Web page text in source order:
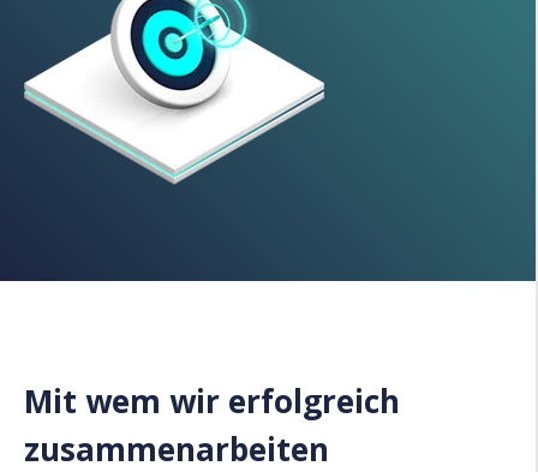
Mit wem wir erfolgreich
zusammenarbeiten